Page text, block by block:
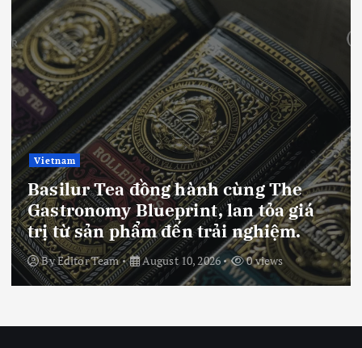
Vietnam
Basilur Tea đồng hành cùng The
Gastronomy Blueprint, lan tỏa giá
trị từ sản phẩm đến trải nghiệm.
ByEditor Team August 10, 2026 0 views